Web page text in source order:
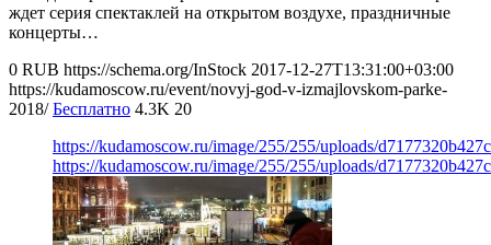
ждет серия спектаклей на открытом воздухе, праздничные
концерты…
0 RUB https://schema.org/InStock 2017-12-27T13:31:00+03:00
https://kudamoscow.ru/event/novyj-god-v-izmajlovskom-parke-
2018/ Бесплатно 4.3K 20
https://kudamoscow.ru/image/255/255/uploads/
https://kudamoscow.ru/image/255/255/uploads/